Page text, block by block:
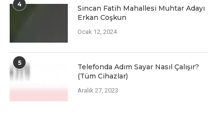
4
Sincan Fatih Mahallesi Muhtar Adayı
Erkan Coşkun
Ocak 12, 2024
5
Telefonda Adım Sayar Nasıl Çalışır?
(Tüm Cihazlar)
Aralık 27, 2023